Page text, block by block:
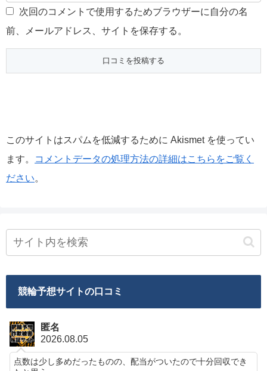
次回のコメントで使用するためブラウザーに自分の名
前、メールアドレス、サイトを保存する。
このサイトはスパムを低減するために Akismet を使ってい
ます。
コメントデータの処理方法の詳細はこちらをご覧く
ださい。
競輪予想サイトの口コミ
匿名
2026.08.05
点数は少し多めだったものの、配当がついたので十分回収でき